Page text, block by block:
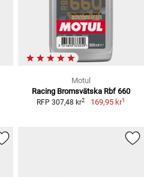
Motul
Racing Bromsvätska Rbf 660
RFP 307,48 kr2 169,95 kr1